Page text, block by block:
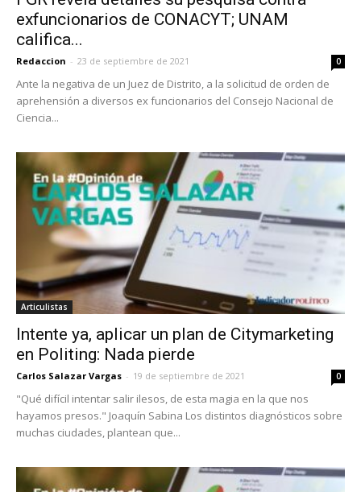
exfuncionarios de CONACYT; UNAM
califica...
Redaccion - 23 de septiembre de 2021 0
Ante la negativa de un Juez de Distrito, a la solicitud de orden de
aprehensión a diversos ex funcionarios del Consejo Nacional de
Ciencia...
Articulistas
Intente ya, aplicar un plan de Citymarketing
en Politing: Nada pierde
Carlos Salazar Vargas - 19 de septiembre de 2021 0
"Qué difícil intentar salir ilesos, de esta magia en la que nos
hayamos presos." Joaquín Sabina Los distintos diagnósticos sobre
muchas ciudades, plantean que...